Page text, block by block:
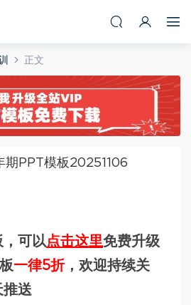
正文
期PPT模板20251106
，可以点击这里免费升级
一律5折，欢迎持续关
推送